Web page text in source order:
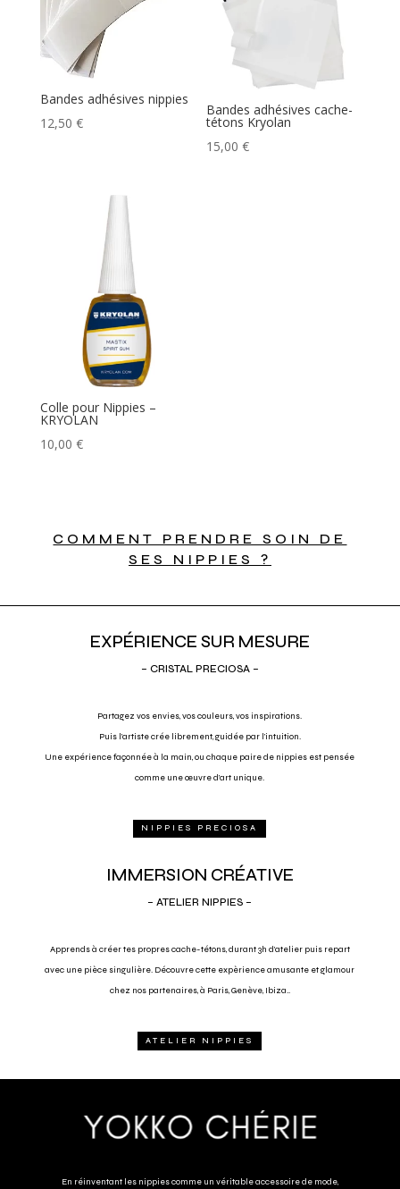
Bandes adhésives nippies
12,50 €
Bandes adhésives cache-
tétons Kryolan
15,00€
Colle pour Nippies –
KRYOLAN
10,00 €
COMMENT PRENDRE SOIN DE
SES NIPPIES ?
EXPÉRIENCE SUR MESURE
– CRISTAL PRECIOSA –
Partagez vos envies, vos couleurs, vos inspirations.
Puis l’artiste crée librement, guidée par l’intuition.
Une expérience façonnée à la main, ou chaque paire de nippies est pensée
comme une œuvre d’art unique.
NIPPIES PRECIOSA
IMMERSION CRÉATIVE
– ATELIER NIPPIES –
Apprends à créer tes propres cache-tétons, durant 3h d’atelier puis repart
avec une pièce singulière. Découvre cette expèrience amusante et glamour
chez nos partenaires, à Paris, Genève, Ibiza..
ATELIER NIPPIES
En réinventant les nippies comme un véritable accessoire de mode,